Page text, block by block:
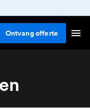
Ontvangofferte